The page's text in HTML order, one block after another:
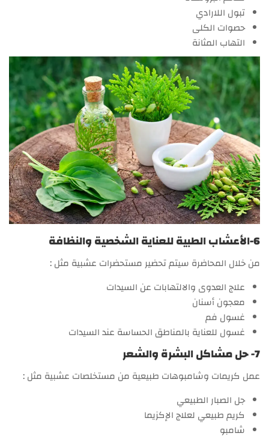
تبول اللارادي
حصوات الكلى
التهاب المثانة
6-الأعشاب الطبية للعناية الشخصية والنظافة
من خلال المحاضرة سيتم تحضير مستحضرات عشبية مثل :
علاج العدوى والالتهابات عن السيدات
معجون أسنان
غسول فم
غسول للعناية بالمناطق الحساسة عند السيدات
7- حل مشاكل البشرة والشعر
عمل كريمات وشامبوهات طبيعية من مستخلصات عشبية مثل :
جل الصبار الطبيعي
كريم طبيعي لعلاج الإكزيما
شامبو